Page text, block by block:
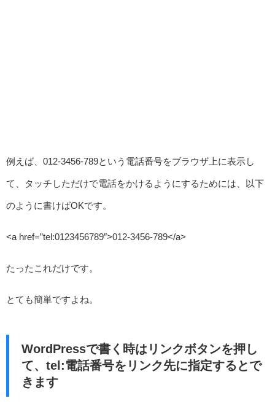
例えば、012-3456-789という電話番号をブラウザ上に表示し
て、タッチしただけで電話をかけるようにするためには、以下
のように書けばOKです。
<a href=”tel:0123456789″>012-3456-789</a>
たったこれだけです。
とても簡単ですよね。
WordPressで書く時はリンクボタンを押し
て、tel:電話番号をリンク先に指定するとで
きます